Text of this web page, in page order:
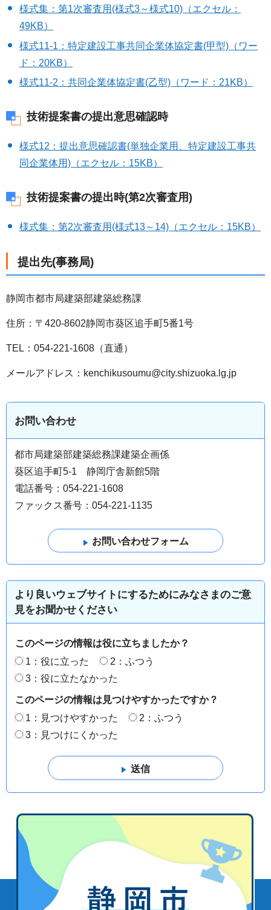
様式集：第1次審査用(様式3～様式10)（エクセル：
49KB）
様式11-1：特定建設工事共同企業体協定書(甲型)（ワー
ド：20KB）
様式11-2：共同企業体協定書(乙型)（ワード：21KB）
技術提案書の提出意思確認時
様式12：提出意思確認書(単独企業用、特定建設工事共
同企業体用)（エクセル：15KB）
技術提案書の提出時(第2次審査用)
様式集：第2次審査用(様式13～14)（エクセル：15KB）
提出先(事務局)
静岡市都市局建築部建築総務課
住所：〒420-8602静岡市葵区追手町5番1号
TEL：054-221-1608（直通）
メールアドレス：kenchikusoumu@city.shizuoka.lg.jp
お問い合わせ
都市局建築部建築総務課建築企画係
葵区追手町5-1 静岡庁舎新館5階
電話番号：054-221-1608
ファックス番号：054-221-1135
より良いウェブサイトにするためにみなさまのご意
見をお聞かせください
このページの情報は役に立ちましたか？
1：役に立った
2：ふつう
3：役に立たなかった
このページの情報は見つけやすかったですか？
1：見つけやすかった
2：ふつう
3：見つけにくかった